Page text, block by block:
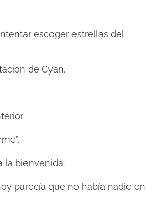
escoger estrellas del
de Cyan.
la bienvenida.
parecía que no había nadie en